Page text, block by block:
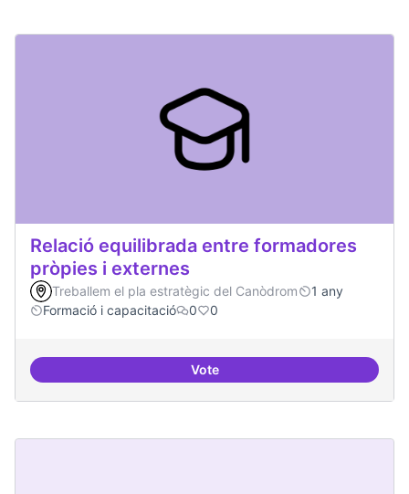
Relació equilibrada entre formadores
pròpies i externes
Treballem el pla estratègic del Canòdrom
1 any
Formació i capacitació
0 0
VoteRelació equilibrada entre